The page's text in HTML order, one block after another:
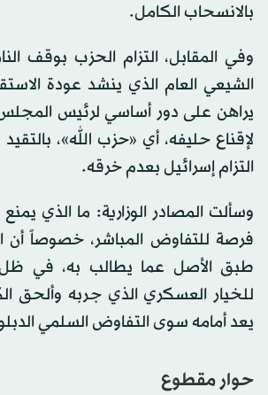
بالانسحاب الكامل.
وفي المقابل، التزام الحزب بوقف
الشيعي العام الذي ينشد عودة
يراهن على دور أساسي لرئيس المجلس
لإقناع حليفه، أي «حزب الله»،
التزام إسرائيل بعدم خرقه.
وسألت المصادر الوزارية: ما الذي
فرصة للتفاوض المباشر، خصوصاً
طبق الأصل عما يطالب به، في ظل
للخيار العسكري الذي جربه وألحق
يعد أمامه سوى التفاوض السلمي
حوار مقطوع